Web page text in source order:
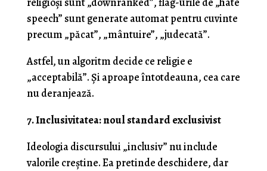
speech” sunt generate automat pentru cuvinte
precum „păcat”, „mântuire”, „judecată”.
Astfel, un algoritm decide ce religie e
„acceptabilă”. Și aproape întotdeauna, cea care
nu deranjează.
7. Inclusivitatea: noul standard exclusivist
Ideologia discursului „inclusiv” nu include
valorile creștine. Ea pretinde deschidere, dar